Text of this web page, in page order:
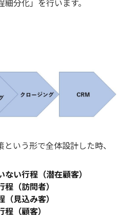
分化」を行います。
いう形で全体設計した時、
い行程（潜在顧客）
（訪問者）
見込み客）
（顧客）